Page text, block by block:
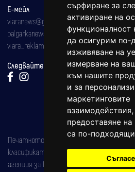
сърфиране за
активиране на
функционалност
да осигурим по-
изживяване на
измерване на
към нашите
и за
маркетинговите
взаимодействия,
предоставяне
са по-подходящи
Е-мейл
viaranews@gmail.com
balgarkanews@gmail.com
viara_reklama@mail.bg
Следвайте ни:
Печатното издание на вестника е
класификатор на печатните издания
агенция за ISSN) под номер: ISSN 1312-4722.